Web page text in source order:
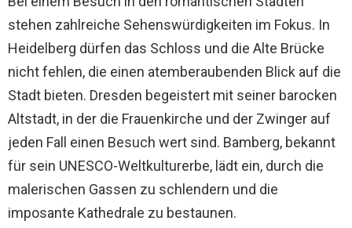
stehen zahlreiche Sehenswürdigkeiten im Fokus. In
Heidelberg dürfen das Schloss und die Alte Brücke
nicht fehlen, die einen atemberaubenden Blick auf die
Stadt bieten. Dresden begeistert mit seiner barocken
Altstadt, in der die Frauenkirche und der Zwinger auf
jeden Fall einen Besuch wert sind. Bamberg, bekannt
für sein UNESCO-Weltkulturerbe, lädt ein, durch die
malerischen Gassen zu schlendern und die
imposante Kathedrale zu bestaunen.